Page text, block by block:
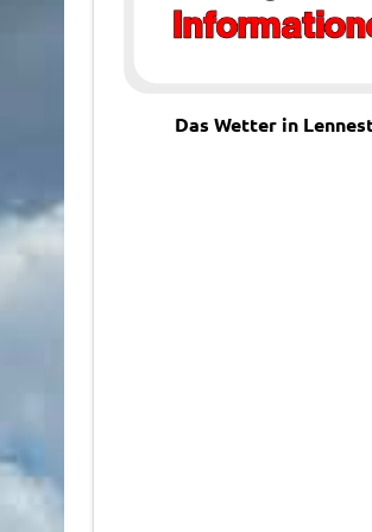
Das Wetter in